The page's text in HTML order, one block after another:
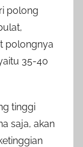
polong
polongnya
35-40
tinggi
saja, akan